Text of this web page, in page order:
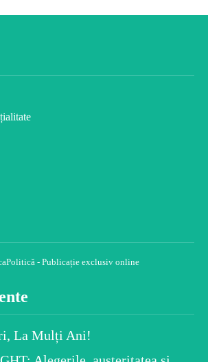
- Publicație exclusiv online
La Mulți Ani!